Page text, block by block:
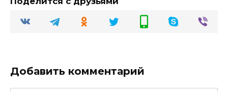
Добавить комментарий